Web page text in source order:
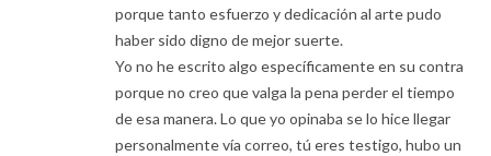
porque tanto esfuerzo y dedicación al arte pudo
haber sido digno de mejor suerte.
Yo no he escrito algo específicamente en su contra
porque no creo que valga la pena perder el tiempo
de esa manera. Lo que yo opinaba se lo hice llegar
personalmente vía correo, tú eres testigo, hubo un